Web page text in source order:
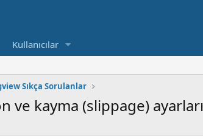
Kullanıcılar
Sıkça Sorulanlar
ve kayma (slippage)